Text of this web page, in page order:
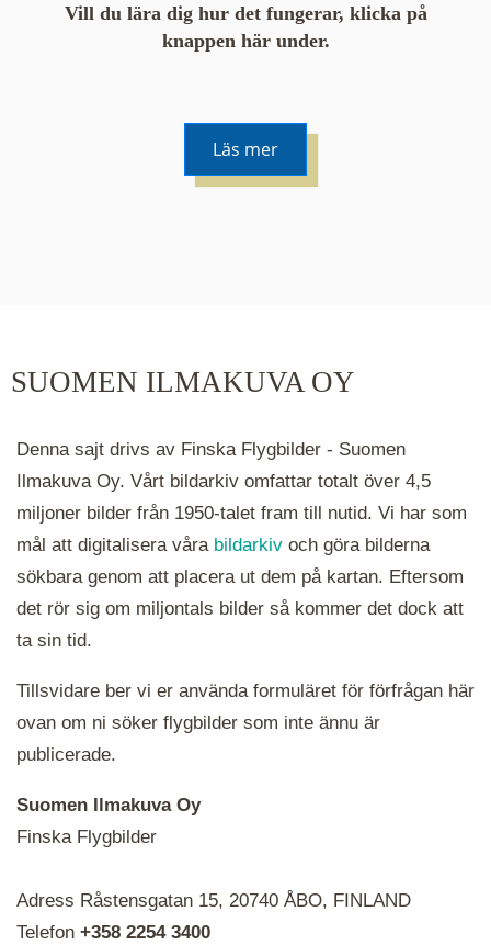
Vill du lära dig hur det fungerar, klicka på
knappen här under.
Läs mer
hålla ned ctrl-tangenten och scrolla.
ikoner är det en serie i varje. Utplacerade bilder
syns som nålar istället.
SUOMEN ILMAKUVA OY
Denna sajt drivs av Finska Flygbilder - Suomen
Ilmakuva Oy. Vårt bildarkiv omfattar totalt över 4,5
miljoner bilder från 1950-talet fram till nutid. Vi har som
mål att digitalisera våra bildarkiv och göra bilderna
sökbara genom att placera ut dem på kartan. Eftersom
det rör sig om miljontals bilder så kommer det dock att
ta sin tid.
Tillsvidare ber vi er använda formuläret för förfrågan här
ovan om ni söker flygbilder som inte ännu är
publicerade.
Suomen Ilmakuva Oy
Finska Flygbilder
Adress Råstensgatan 15, 20740 ÅBO, FINLAND
Telefon +358 2254 3400